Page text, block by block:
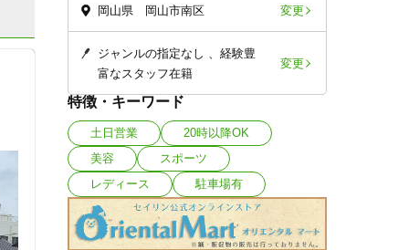
岡山県 岡山市南区 変更
ジャンルの指定なし
経験豊
富なスタッフ在籍
変更
特徴・キーワード
土日営業
20時以降OK
美容
スポーツ
レディース
駐車場有